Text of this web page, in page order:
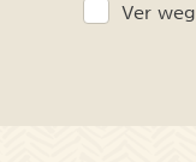
Ver weg